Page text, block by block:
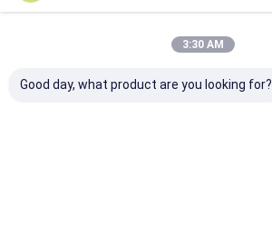
আমাদের বিভাগসমূহ
3:30 AM
Good day, what product are you looking for?